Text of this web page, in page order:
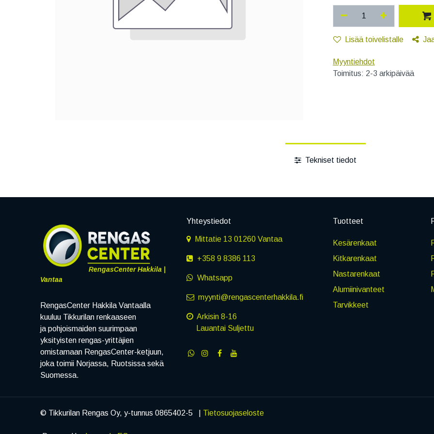
Lisää toivelistalle
Myyntiehdot
Toimitus: 2-3 arkipäivää
Tekniset tiedot
RengasCenter Hakkila |
Vantaa
RengasCenter Hakkila Vantaalla
kuuluu Tikkurilan renkaaseen
ja pohjoismaiden suurimpaan
yksityisten rengas-yrittäjien
omistamaan RengasCenter-ketjuun,
joka toimii Norjassa, Ruotsissa sekä
Suomessa.
Yhteystiedot
Mittatie 13 01260 Vantaa
+358 9 8386 113
Whatsapp
myynti@rengascenterhakkila.fi
Arkisin 8-16
Lauantai Suljettu
Tuotteet
Kesärenkaat
Kitkarenkaat
Nastarenkaat
Alumiinivanteet
Tarvikkeet
© Tikkurilan Rengas Oy, y-tunnus 0865402-5 | Tietosuojaseloste